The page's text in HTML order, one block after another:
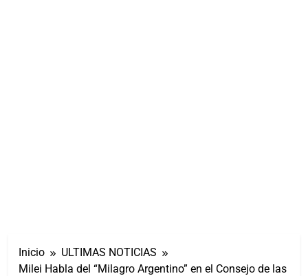
Inicio
ULTIMAS NOTICIAS
Milei Habla del “Milagro Argentino” en el Consejo de las